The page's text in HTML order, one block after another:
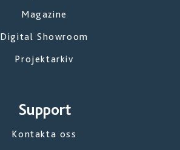
Magazine
Digital Showroom
Projektarkiv
Support
Kontakta oss